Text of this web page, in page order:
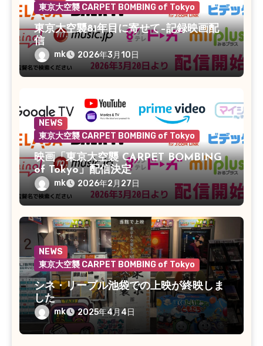
東京大空襲 CARPET BOMBING of Tokyo
東京大空襲81年目に寄せて–記録映画配
信
mk 2026年3月10日
NEWS
東京大空襲 CARPET BOMBING of Tokyo
映画「東京大空襲 CARPET BOMBING
of Tokyo」配信決定
mk 2026年2月27日
NEWS
東京大空襲 CARPET BOMBING of Tokyo
シネ・リーブル池袋での上映が終映しま
した
mk 2025年4月4日